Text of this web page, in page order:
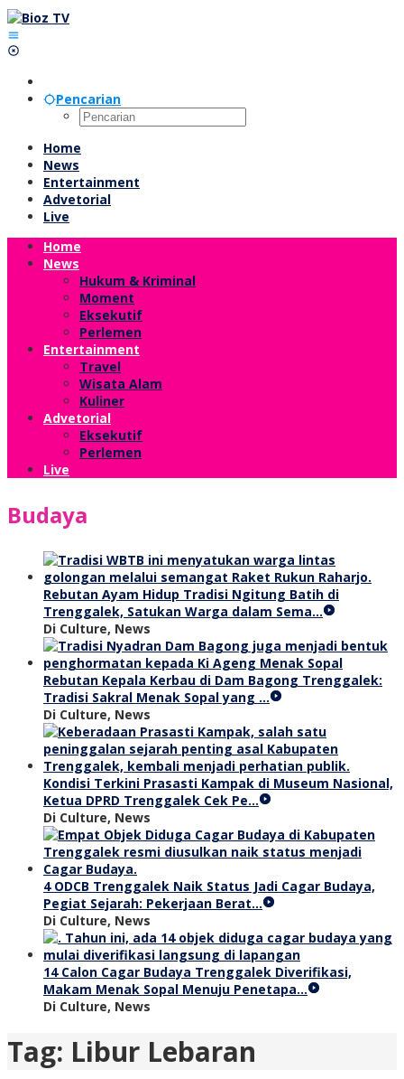
Lewati
ke
konten
Pencarian
Home
News
Entertainment
Advetorial
Live
Home
News
Hukum & Kriminal
Moment
Eksekutif
Perlemen
Entertainment
Travel
Wisata Alam
Kuliner
Advetorial
Eksekutif
Perlemen
Live
Budaya
Rebutan Ayam Hidup Tradisi Ngitung Batih di
Trenggalek, Satukan Warga dalam Sema…
Di Culture, News
Rebutan Kepala Kerbau di Dam Bagong Trenggalek:
Tradisi Sakral Menak Sopal yang …
Di Culture, News
Kondisi Terkini Prasasti Kampak di Museum Nasional,
Ketua DPRD Trenggalek Cek Pe…
Di Culture, News
4 ODCB Trenggalek Naik Status Jadi Cagar Budaya,
Pegiat Sejarah: Pekerjaan Berat…
Di Culture, News
14 Calon Cagar Budaya Trenggalek Diverifikasi,
Makam Menak Sopal Menuju Penetapa…
Di Culture, News
Tag: Libur Lebaran